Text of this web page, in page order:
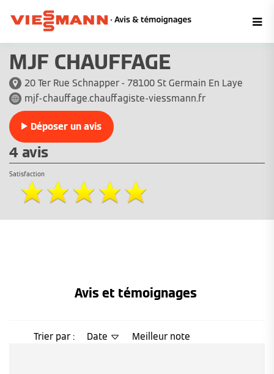
MJF CHAUFFAGE
20 Ter Rue Schnapper - 78100 St Germain En Laye
mjf-chauffage.chauffagiste-viessmann.fr
Déposer un avis
4 avis
Satisfaction
Avis et témoignages
Trier par : Date Meilleur note